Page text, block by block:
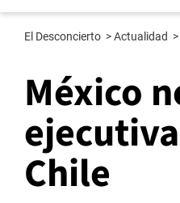
El Desconcierto >Actualidad >
México
Chile